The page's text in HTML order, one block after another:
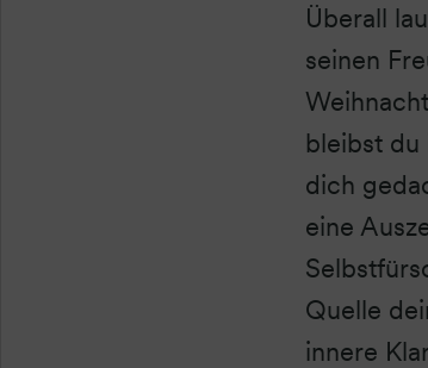
Überall
seinen
bleibst du
dich
eine
Quelle
innere